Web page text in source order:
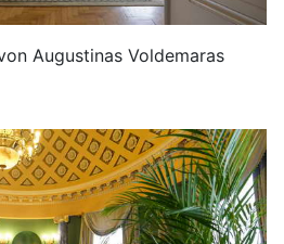
Augustinas Voldemaras